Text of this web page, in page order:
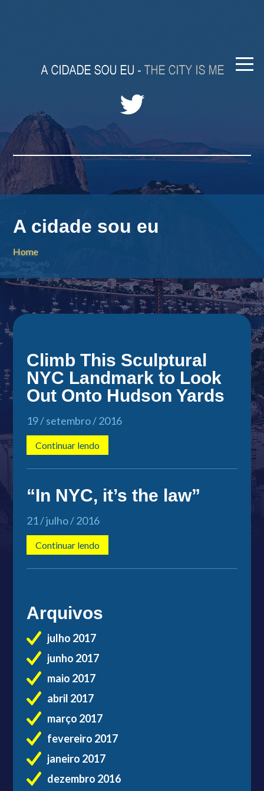
A cidade sou eu
Home
Climb This Sculptural
NYC Landmark to Look
Out Onto Hudson Yards
19 / setembro / 2016
Continuar lendo
“In NYC, it’s the law”
21 / julho / 2016
Continuar lendo
Arquivos
julho 2017
junho 2017
maio 2017
abril 2017
março 2017
fevereiro 2017
janeiro 2017
dezembro 2016